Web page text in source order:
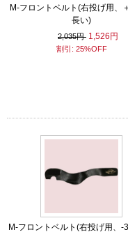
M-フロントベルト(右投げ用、
長い)
2,035円 1,526円
割引: 25%OFF
M-フロントベルト(右投げ用、-